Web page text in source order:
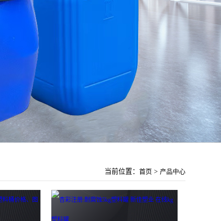
当前位置： 首页 > 产品中心